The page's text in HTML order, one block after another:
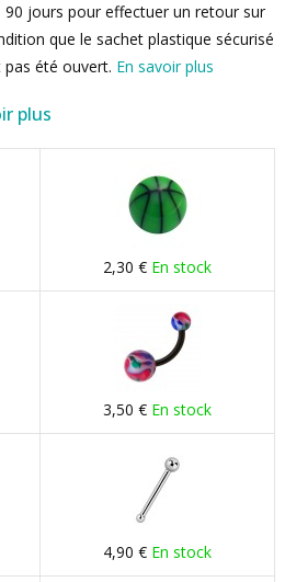
90 jours pour effectuer un retour sur
que le sachet plastique sécurisé
été ouvert. En savoir plus
plus
2,30 € En stock
3,50 € En stock
4,90 € En stock